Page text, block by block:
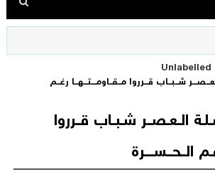
Unlabelled
شــبــاب قـــرروا مــقــاومـــتـــهــا رغــم
الــعــصـــر شــبــاب قـــرروا
الـــحــــســــــرة